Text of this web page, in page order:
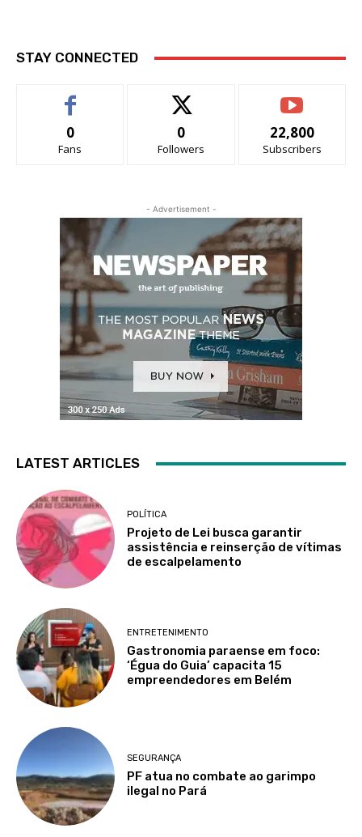
STAY CONNECTED
0
Fans
0
Followers
22,800
Subscribers
- Advertisement -
LATEST ARTICLES
POLÍTICA
Projeto de Lei busca garantir
assistência e reinserção de vítimas
de escalpelamento
ENTRETENIMENTO
Gastronomia paraense em foco:
‘Égua do Guia’ capacita 15
empreendedores em Belém
SEGURANÇA
PF atua no combate ao garimpo
ilegal no Pará